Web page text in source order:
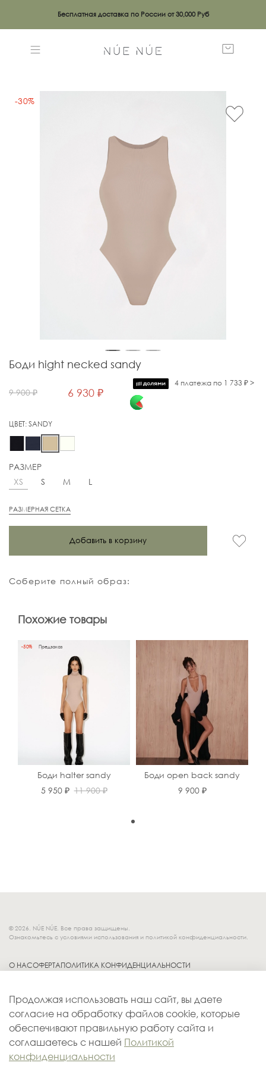
Бесплатная доставка по России от 30,000 Руб
-30%
Боди hight necked sandy
9 900 ₽ 6 930 ₽
4 платежа по 1 733 ₽ >
ЦВЕТ:SANDY
РАЗМЕР
XS
S M L
РАЗМЕРНАЯ СЕТКА
Добавить в корзину
Соберите полный образ:
Похожие товары
-50% Предзаказ
Боди halter sandy
5 950 ₽ 11 900 ₽
Боди open back sandy
9 900 ₽
© 2026. NÚE NÚE. Все права защищены.
Ознакомьтесь с условиями использования и политикой конфиденциальности.
О НАСОФЕРТАПОЛИТИКА КОНФИДЕНЦИАЛЬНОСТИ
ДОСТАВКА
КОНТАКТЫ
ОПЛАТА
Продолжая использовать наш сайт, вы даете
согласие на обработку файлов cookie, которые
обеспечивают правильную работу сайта и
соглашаетесь с нашей Политикой
конфиденциальности